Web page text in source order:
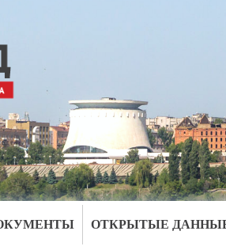
ОТКРЫТЫЕ